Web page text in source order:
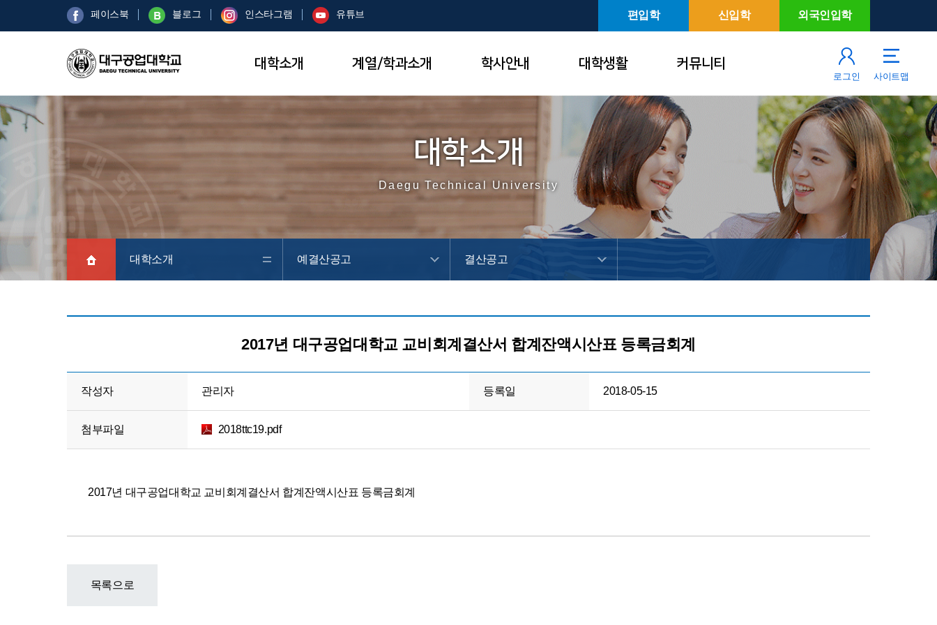
페이스북 블로그 인스타그램 유튜브 편입학 신입학 외국인입학
대학소개 계열/학과소개 학사안내 대학생활 커뮤니티
로그인 사이트맵
대학소개
Daegu Technical University
대학소개 예결산공고 결산공고
공
2017년 대구공업대학교 교비회계결산서 합계잔액시산표 등록금회계
작성자 관리자 등록일 2018-05-15
첨부파일 2018ttc19.pdf
2017년 대구공업대학교 교비회계결산서 합계잔액시산표 등록금회계
목록으로